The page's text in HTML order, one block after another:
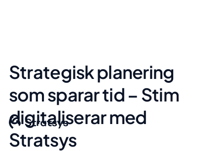
Strategisk planering
som sparar tid – Stim
digitaliserar med
Stratsys